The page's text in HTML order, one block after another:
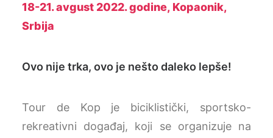
BIKE FITTING
Predhodni događaji
18-21. avgust 2022. godine, Kopaonik,
Srbija
Ovo nije trka, ovo je nešto daleko lepše!
Tour de Kop je biciklistički, sportsko-
rekreativni događaj, koji se organizuje na